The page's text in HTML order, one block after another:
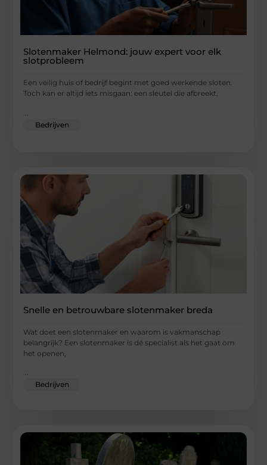
Slotenmaker Helmond: jouw expert voor elk
slotprobleem
Een veilig huis of bedrijf begint met goed werkende sloten.
Toch kan er altijd iets misgaan: een sleutel die afbreekt,
Bedrijven
Snelle en betrouwbare slotenmaker breda
Wat doet een slotenmaker en waarom is vakmanschap
belangrijk? Een slotenmaker is dé specialist als het gaat om
het openen,
...
Bedrijven